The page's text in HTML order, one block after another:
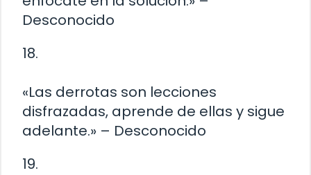
Desconocido
18.
«Las derrotas son lecciones
disfrazadas, aprende de ellas y sigue
adelante.» – Desconocido
19.